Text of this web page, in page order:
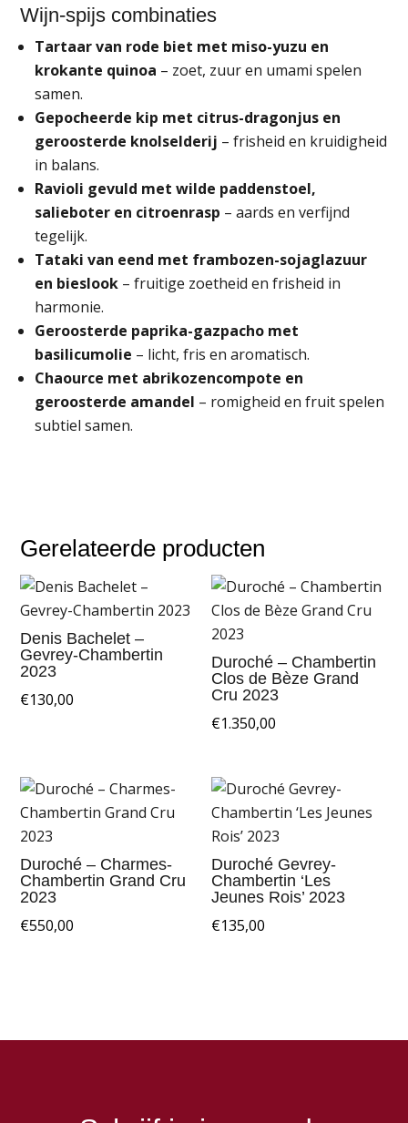
Wijn-spijs combinaties
Tartaar van rode biet met miso-yuzu en
krokante quinoa – zoet, zuur en umami spelen
samen.
Gepocheerde kip met citrus-dragonjus en
geroosterde knolselderij – frisheid en kruidigheid
in balans.
Ravioli gevuld met wilde paddenstoel,
salieboter en citroenrasp – aards en verfijnd
tegelijk.
Tataki van eend met frambozen-sojaglazuur
en bieslook – fruitige zoetheid en frisheid in
harmonie.
Geroosterde paprika-gazpacho met
basilicumolie – licht, fris en aromatisch.
Chaource met abrikozencompote en
geroosterde amandel – romigheid en fruit spelen
subtiel samen.
Gerelateerde producten
Denis Bachelet –
Gevrey-Chambertin
2023
€130,00
Duroché – Chambertin
Clos de Bèze Grand
Cru 2023
€1.350,00
Duroché – Charmes-
Chambertin Grand Cru
2023
€550,00
Duroché Gevrey-
Chambertin ‘Les
Jeunes Rois’ 2023
€135,00